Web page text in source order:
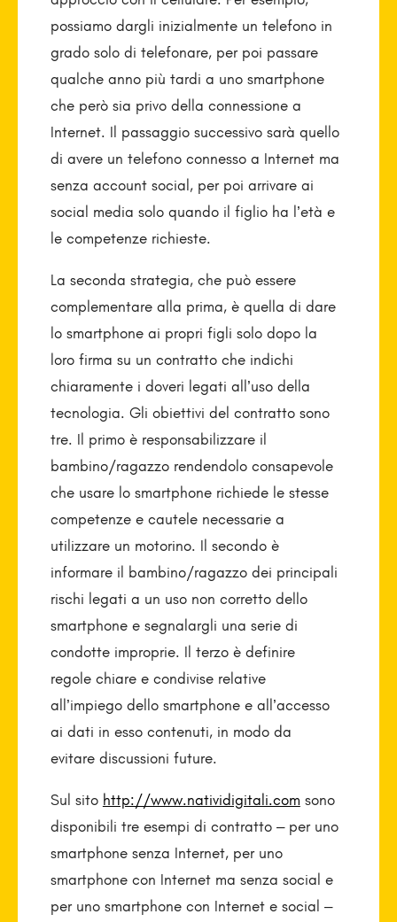
possiamo dargli inizialmente un telefono in
grado solo di telefonare, per poi passare
qualche anno più tardi a uno smart­phone
che però sia privo della connessione a
Internet. Il passaggio successivo sarà quello
di avere un telefono connesso a Internet ma
senza account social, per poi arrivare ai
social media solo quando il figlio ha l’età e
le competenze richieste.
La seconda strategia, che può essere
complementare alla prima, è quella di dare
lo smartphone ai propri figli solo dopo la
loro firma su un contratto che indichi
chiaramente i doveri legati all’uso della
tecnologia. Gli obiettivi del contratto sono
tre. Il primo è responsabilizzare il
bambino/ragazzo rendendolo consapevole
che usare lo smartphone richiede le stesse
competenze e cautele necessarie a
utilizzare un motorino. Il secondo è
informare il bambino/ragazzo dei principali
rischi legati a un uso non corretto dello
smartphone e segnalargli una serie di
condotte improprie. Il terzo è definire
regole chiare e condivise relative
all’impiego dello smartphone e all’accesso
ai dati in esso contenuti, in modo da
evitare discussioni future.
Sul sito http://www.natividigitali.com sono
disponibili tre esempi di contratto – per uno
smartphone senza Internet, per uno
smartphone con Internet ma senza social e
per uno smartphone con Internet e social –